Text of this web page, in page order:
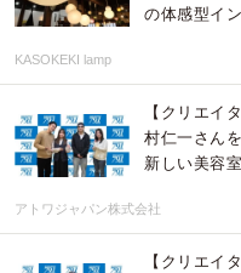
の体感型イ
KASOKEKI lamp
【クリエイ
村仁一さん
新しい美容
アトワジャパン株式会社
【クリエイ